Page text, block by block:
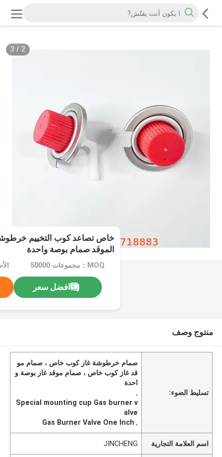
2
/
3
خاص تصاعد كوب التخييم خرطوشة
الموقد صمام بوصة واحدة
MOQ：مجموعات 50000
افضل سعر
منتوج وصف
تسليط الضوء:
صمام خرطوشة غاز كوب خاص ، صمام مو
قد غاز كوب خاص ، صمام موقد غاز بوصة و
احدة
,
Special mounting cup Gas burner v
alve
,
Gas Burner Valve One Inch
اسم العلامة التجارية JINCHENG